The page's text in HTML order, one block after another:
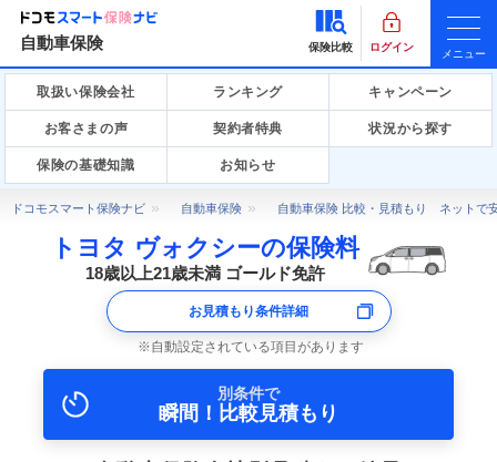
自動車保険 保険比較 ログイン
メニュー
取扱い保険会社 ランキング キャンペーン
お客さまの声 契約者特典 状況から探す
保険の基礎知識 お知らせ
ドコモスマート保険ナビ 自動車保険 自動車保険 比較・見積もり ネットで
トヨタ ヴォクシーの保険料
18歳以上21歳未満 ゴールド免許
お見積もり条件詳細
自動設定されている項目があります
別条件で
瞬間！比較見積もり